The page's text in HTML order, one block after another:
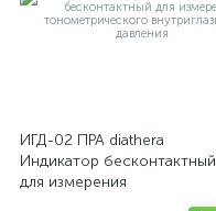
ИГД-02 ПРА diathera
Индикатор бесконтактный
для измерения